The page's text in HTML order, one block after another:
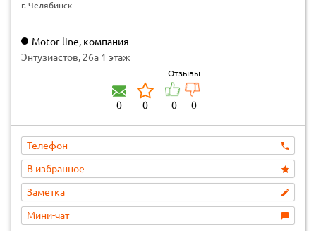
г. Челябинск
Motor-line, компания
Энтузиастов, 26а 1 этаж
0 0
Отзывы
0 0
Телефон
В избранное
Заметка
Мини-чат